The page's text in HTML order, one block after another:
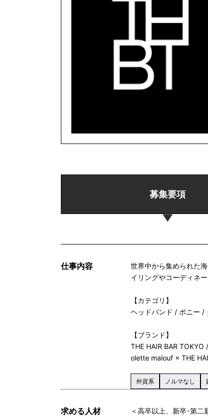
募集要項
仕事内容
世界中から集められた
イリングやコーディネ
【カテゴリ】
ヘッドバンド / ポニー /
【ブランド】
THE HAIR BAR
olette malouf × THE
外資系 ノルマなし
求める人材
＜高卒以上、新卒･第二